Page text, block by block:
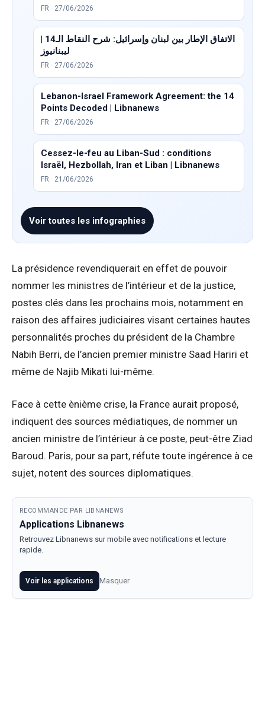
FR · 27/06/2026
الاتفاق الإطار بين لبنان وإسرائيل: شرح النقاط الـ14 |
ليبنانيوز
FR · 27/06/2026
Lebanon-Israel Framework Agreement: the 14
Points Decoded | Libnanews
FR · 27/06/2026
Cessez-le-feu au Liban-Sud : conditions
Israël, Hezbollah, Iran et Liban | Libnanews
FR · 21/06/2026
Voir toutes les infographies
La présidence revendiquerait en effet de pouvoir
nommer les ministres de l’intérieur et de la justice,
postes clés dans les prochains mois, notamment en
raison des affaires judiciaires visant certaines hautes
personnalités proches du président de la Chambre
Nabih Berri, de l’ancien premier ministre Saad Hariri et
même de Najib Mikati lui-même.
Face à cette ènième crise, la France aurait proposé,
indiquent des sources médiatiques, de nommer un
ancien ministre de l’intérieur à ce poste, peut-être Ziad
Baroud. Paris, pour sa part, réfute toute ingérence à ce
sujet, notent des sources diplomatiques.
RECOMMANDE PAR LIBNANEWS
Applications Libnanews
Retrouvez Libnanews sur mobile avec notifications et lecture
rapide.
Voir les applications Masquer